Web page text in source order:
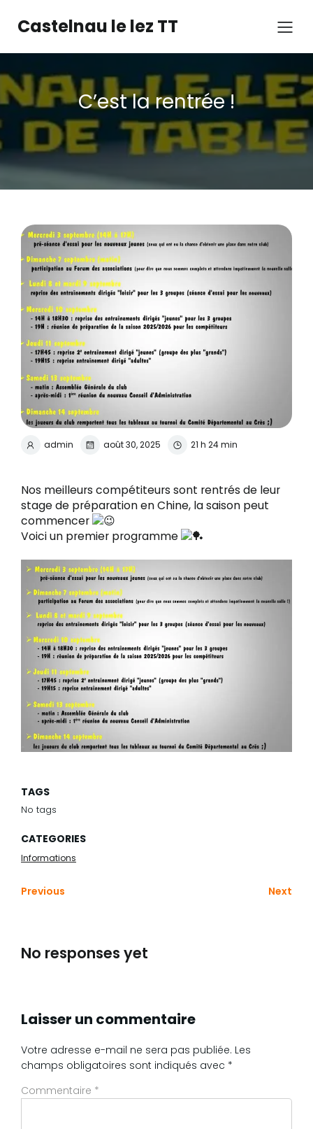
Castelnau le lez TT
C’est la rentrée !
admin août 30, 2025 21 h 24 min
Nos meilleurs compétiteurs sont rentrés de leur
stage de préparation en Chine, la saison peut
commencer
Voici un premier programme
TAGS
No tags
CATEGORIES
Informations
Previous Next
No responses yet
Laisser un commentaire
Votre adresse e-mail ne sera pas publiée. Les
champs obligatoires sont indiqués avec *
Commentaire *